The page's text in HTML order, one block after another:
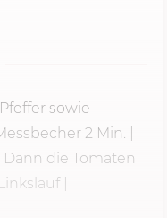
sowie
2 Min.
Dann die Tomaten
|